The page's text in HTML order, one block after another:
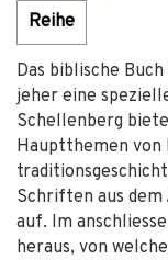
Reihe
Das biblische
jeher eine
Schellenberg
Hauptthemen von
Schriften aus
auf. Im
heraus, von